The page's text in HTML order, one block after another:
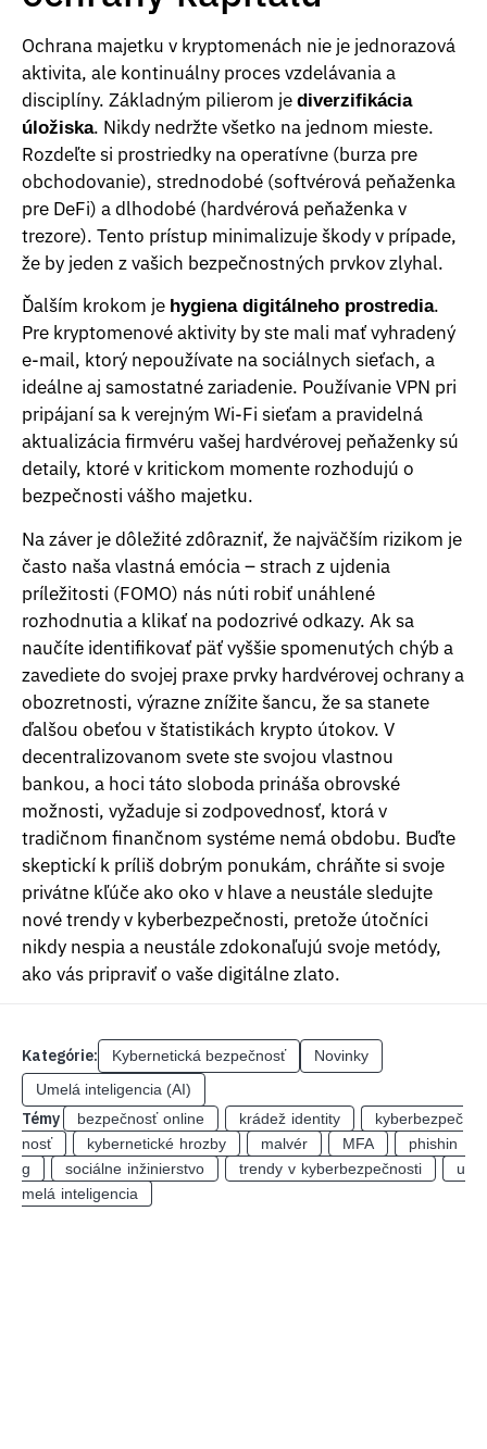
Ochrana majetku v kryptomenách nie je jednorazová
aktivita, ale kontinuálny proces vzdelávania a
disciplíny. Základným pilierom je diverzifikácia
úložiska. Nikdy nedržte všetko na jednom mieste.
Rozdeľte si prostriedky na operatívne (burza pre
obchodovanie), strednodobé (softvérová peňaženka
pre DeFi) a dlhodobé (hardvérová peňaženka v
trezore). Tento prístup minimalizuje škody v prípade,
že by jeden z vašich bezpečnostných prvkov zlyhal.
Ďalším krokom je hygiena digitálneho prostredia.
Pre kryptomenové aktivity by ste mali mať vyhradený
e-mail, ktorý nepoužívate na sociálnych sieťach, a
ideálne aj samostatné zariadenie. Používanie VPN pri
pripájaní sa k verejným Wi-Fi sieťam a pravidelná
aktualizácia firmvéru vašej hardvérovej peňaženky sú
detaily, ktoré v kritickom momente rozhodujú o
bezpečnosti vášho majetku.
Na záver je dôležité zdôrazniť, že najväčším rizikom je
často naša vlastná emócia – strach z ujdenia
príležitosti (FOMO) nás núti robiť unáhlené
rozhodnutia a klikať na podozrivé odkazy. Ak sa
naučíte identifikovať päť vyššie spomenutých chýb a
zavediete do svojej praxe prvky hardvérovej ochrany a
obozretnosti, výrazne znížite šancu, že sa stanete
ďalšou obeťou v štatistikách krypto útokov. V
decentralizovanom svete ste svojou vlastnou
bankou, a hoci táto sloboda prináša obrovské
možnosti, vyžaduje si zodpovednosť, ktorá v
tradičnom finančnom systéme nemá obdobu. Buďte
skeptickí k príliš dobrým ponukám, chráňte si svoje
privátne kľúče ako oko v hlave a neustále sledujte
nové trendy v kyberbezpečnosti, pretože útočníci
nikdy nespia a neustále zdokonaľujú svoje metódy,
ako vás pripraviť o vaše digitálne zlato.
Kategórie: Kybernetická bezpečnosť
Novinky
Umelá inteligencia (AI)
Témy bezpečnosť online krádež identity
kyberbezpeč
nosť
kybernetické hrozby malvér MFA
phishin
g
sociálne inžinierstvo trendy v kyberbezpečnosti
u
melá inteligencia